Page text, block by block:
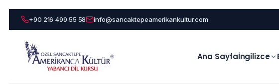
+90 216 499 55 58 info@sancaktepeamerikankultur.com
Ana Sayfaİngilizce